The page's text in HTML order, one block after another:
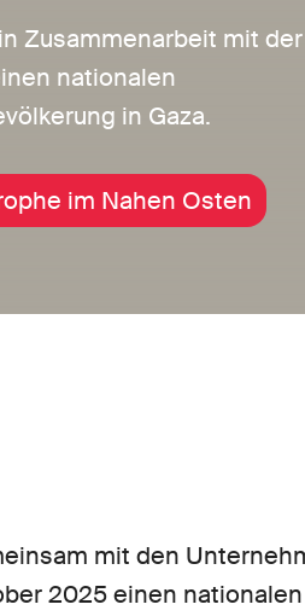
Zusammenarbeit mit der
nationalen
in Gaza.
im Nahen Osten
mit den
2025 einen